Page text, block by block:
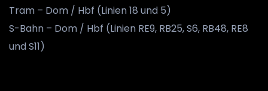
Tram – Dom / Hbf (Linien 18 und 5)
S-Bahn – Dom / Hbf (Linien RE9, RB25, S6, RB48, RE8
und S11)